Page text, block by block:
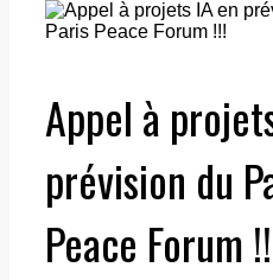
Appel à
prévision du
Peace Forum